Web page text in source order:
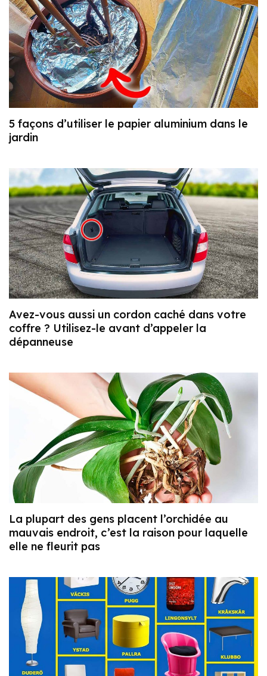
5 façons d’utiliser le papier aluminium dans le
jardin
Avez-vous aussi un cordon caché dans votre
coffre ? Utilisez-le avant d’appeler la
dépanneuse
La plupart des gens placent l’orchidée au
mauvais endroit, c’est la raison pour laquelle
elle ne fleurit pas